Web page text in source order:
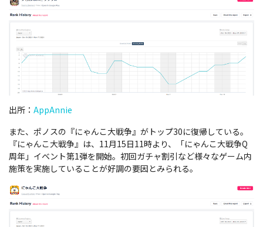
出所： AppAnnie
また、 ポノスの『にゃんこ大戦争』がトップ30に復帰している。
『にゃんこ大戦争』は、11月15日11時より、「にゃんこ大戦争Q
周年」イベント第1弾を開始。初回ガチャ割引など様々なゲーム内
施策を実施していることが好調の要因とみられる。